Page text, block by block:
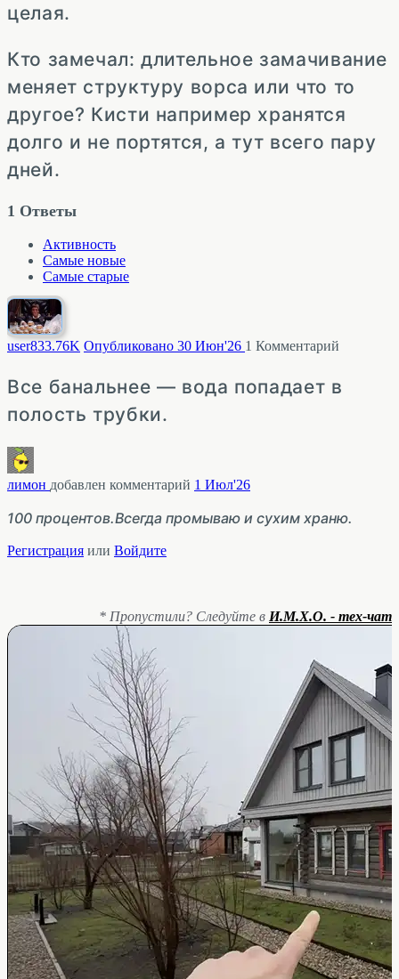
целая.
Кто замечал: длительное замачивание
меняет структуру ворса или что то
другое? Кисти например хранятся
долго и не портятся, а тут всего пару
дней.
1 Ответы
Активность
Самые новые
Самые старые
user833.76K Опубликовано 30 Июн'26 1 Комментарий
Все банальнее — вода попадает в
полость трубки.
лимон добавлен комментарий 1 Июл'26
100 процентов.Всегда промываю и сухим храню.
Регистрация или Войдите
* Пропустили? Следуйте в И.М.Х.О. - тех-чат